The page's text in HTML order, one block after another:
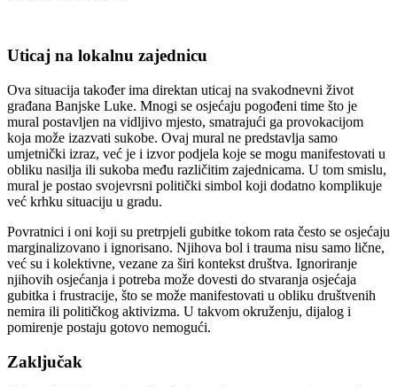
Uticaj na lokalnu zajednicu
Ova situacija također ima direktan uticaj na svakodnevni život
građana Banjske Luke. Mnogi se osjećaju pogođeni time što je
mural postavljen na vidljivo mjesto, smatrajući ga provokacijom
koja može izazvati sukobe. Ovaj mural ne predstavlja samo
umjetnički izraz, već je i izvor podjela koje se mogu manifestovati u
obliku nasilja ili sukoba među različitim zajednicama. U tom smislu,
mural je postao svojevrsni politički simbol koji dodatno komplikuje
već krhku situaciju u gradu.
Povratnici i oni koji su pretrpjeli gubitke tokom rata često se osjećaju
marginalizovano i ignorisano. Njihova bol i trauma nisu samo lične,
već su i kolektivne, vezane za širi kontekst društva. Ignoriranje
njihovih osjećanja i potreba može dovesti do stvaranja osjećaja
gubitka i frustracije, što se može manifestovati u obliku društvenih
nemira ili političkog aktivizma. U takvom okruženju, dijalog i
pomirenje postaju gotovo nemogući.
Zaključak